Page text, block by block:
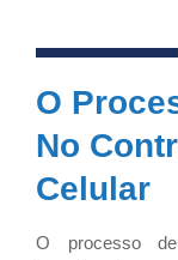
O
No
Celular
O processo